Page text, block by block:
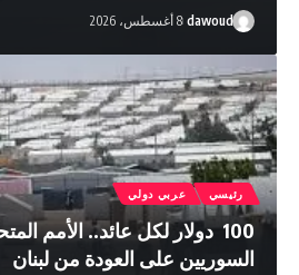
dawoud 8 أغسطس، 2026
رئيسي عربي دولي
100 دولار لكل عائد.. الأمم
السوريين على العودة من لبنان